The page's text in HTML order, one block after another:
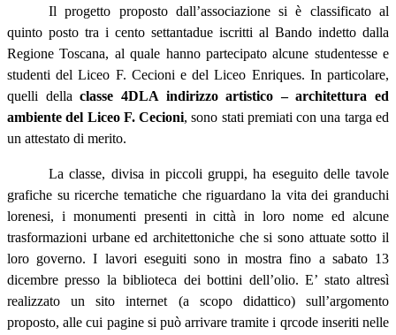
Il progetto proposto dall’associazione si è classificato al
quinto posto tra i cento settantadue iscritti al Bando indetto dalla
Regione Toscana, al quale hanno partecipato alcune studentesse e
studenti del Liceo F. Cecioni e del Liceo Enriques. In particolare,
quelli della classe 4DLA indirizzo artistico – architettura ed
ambiente del Liceo F. Cecioni, sono stati premiati con una targa ed
un attestato di merito.
La classe, divisa in piccoli gruppi, ha eseguito delle tavole
grafiche su ricerche tematiche che riguardano la vita dei granduchi
lorenesi, i monumenti presenti in città in loro nome ed alcune
trasformazioni urbane ed architettoniche che si sono attuate sotto il
loro governo. I lavori eseguiti sono in mostra fino a sabato 13
dicembre presso la biblioteca dei bottini dell’olio. E’ stato altresì
realizzato un sito internet (a scopo didattico) sull’argomento
proposto, alle cui pagine si può arrivare tramite i qrcode inseriti nelle